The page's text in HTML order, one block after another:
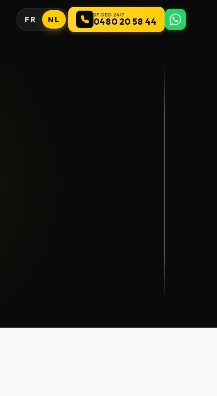
FR NL SPOED 24/7
0480 20 58 44